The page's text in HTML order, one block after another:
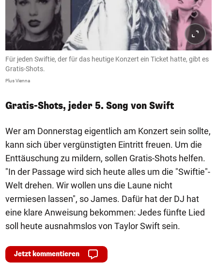
Für jeden Swiftie, der für das heutige Konzert ein Ticket hatte, gibt es
Gratis-Shots.
Plus Vienna
Gratis-Shots, jeder 5. Song von Swift
Wer am Donnerstag eigentlich am Konzert sein sollte,
kann sich über vergünstigten Eintritt freuen. Um die
Enttäuschung zu mildern, sollen Gratis-Shots helfen.
"In der Passage wird sich heute alles um die "Swiftie"-
Welt drehen. Wir wollen uns die Laune nicht
vermiesen lassen", so James. Dafür hat der DJ hat
eine klare Anweisung bekommen: Jedes fünfte Lied
soll heute ausnahmslos von Taylor Swift sein.
Jetzt kommentieren